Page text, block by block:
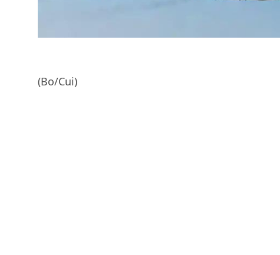
(Bo/Cui)